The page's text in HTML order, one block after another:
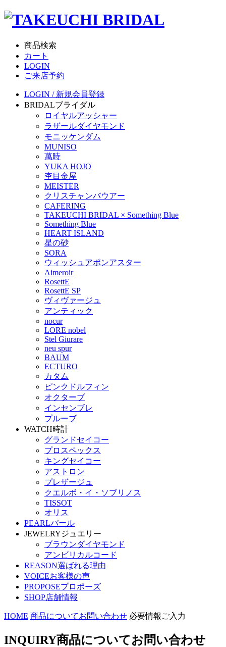
商品検索
カート
LOGIN
ご来店予約
LOGIN / 新規会員登録
BRIDALブライダル
ロイヤルアッシャー
ラザールダイヤモンド
モニッケンダム
MUNISO
萬時
YUKA HOJO
杢目金屋
MEISTER
クリスチャンバウアー
CAFERING
TAKEUCHI BRIDAL × Something Blue
Something Blue
HEART ISLAND
星の砂
SORA
ウィッシュアポンアスター
Aimeroir
RosettE
RosettE SP
ヴィヴァージュ
アンティック
nocur
LORE nobel
Stel Giurare
neu spur
BAUM
ECTURO
カタム
ピンクドルフィン
オクターブ
インセンブレ
プルーブ
WATCH時計
グランドセイコー
プロスペックス
キングセイコー
アストロン
プレザージュ
クエルボ・イ・ソブリノス
TISSOT
オリス
PEARLパール
JEWELRYジュエリー
ブラウンダイヤモンド
アンビリカルコード
REASON選ばれる理由
VOICEお客様の声
PROPOSEプロポーズ
SHOP店舗情報
HOME 商品についてお問い合わせ 必要情報ご入力
INQUIRY商品についてお問い合わせ